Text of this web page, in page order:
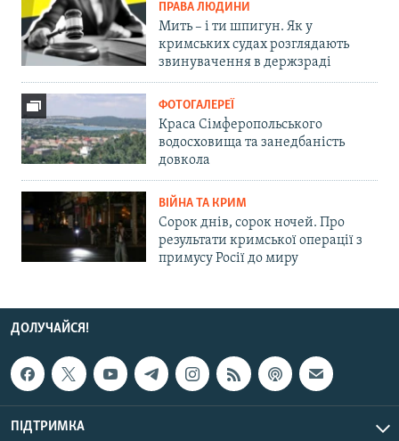
ПРАВА ЛЮДИНИ
Мить – і ти шпигун. Як у
кримських судах розглядають
звинувачення в держзраді
ФОТОГАЛЕРЕЇ
Краса Сімферопольського
водосховища та занедбаність
довкола
ВІЙНА ТА КРИМ
Сорок днів, сорок ночей. Про
результати кримської операції з
примусу Росії до миру
ДОЛУЧАЙСЯ!
ПІДТРИМКА